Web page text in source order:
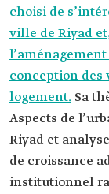
choisi de
ville de Riyad
conception des
logement. Sa
Aspects de
Riyad et
de croissance
institutionnel